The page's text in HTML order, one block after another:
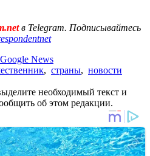
в Telegram. Подписывайтесь
News
, страны, новости
необходимый текст и
об этом редакции.